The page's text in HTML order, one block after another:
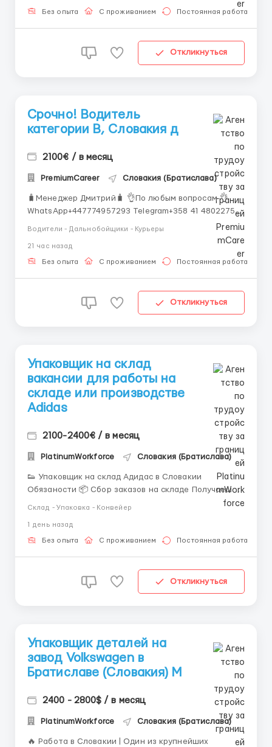
стандартами. Установка конструкций, монтаж и
Без опыта С проживанием Постоянная работа
Откликнуться
Срочно! Водитель
категории В, Словакия д
2100€ / в месяц
PremiumCareer Словакия (Братислава)
🧳Менеджер Дмитрий🧳 👌По любым вопросам 👌
WhatsApp+447774957293 Telegram+358 41 4802275
Водительское удостоверение категории B (легковой
автомобиль или бус). - Минимальные знания
Водители - Дальнобойщики - Курьеры
21 час назад
Без опыта С проживанием Постоянная работа
Откликнуться
Упаковщик на склад
вакансии для работы на
складе или производстве
Adidas
2100-2400€ / в месяц
PlatinumWorkforce Словакия (Братислава)
👟 Упаковщик на склад Адидас в Словакии
Обязаности 📦 Сбор заказов на складе Получаешь
список товаров и аккуратно собираешь заказы из
просто: найти нужную позицию, проверить размер и
модель, подготовить товар к упаковке. 🏷️
Склад - Упаковка - Конвейер
1 день назад
Без опыта С проживанием Постоянная работа
Откликнуться
Упаковщик деталей на
завод Volkswagen в
Братиславе (Словакия) М
2400 - 2800$ / в месяц
PlatinumWorkforce Словакия (Братислава)
🔥 Работа в Словакии | Один из крупнейших